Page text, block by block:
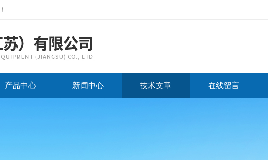
！
产品中心 新闻中心 技术文章 在线留言